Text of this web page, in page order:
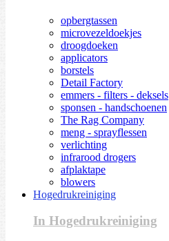
opbergtassen
microvezeldoekjes
droogdoeken
applicators
borstels
Detail Factory
emmers - filters - deksels
sponsen - handschoenen
The Rag Company
meng - sprayflessen
verlichting
infrarood drogers
afplaktape
blowers
Hogedrukreiniging
In Hogedrukreiniging